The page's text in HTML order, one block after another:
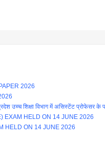
2026
शिक्षा विभाग में असिस्टेंट प्रोफेसर के पदों
EXAM HELD ON 14 JUNE 2026
HELD ON 14 JUNE 2026